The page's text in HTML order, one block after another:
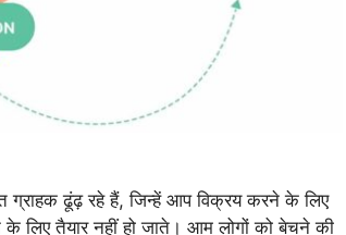
ग्राहक ढूंढ़ रहे हैं, जिन्हें आप विक्रय करने के लिए
लिए तैयार नहीं हो जाते। आम लोगों को बेचने की